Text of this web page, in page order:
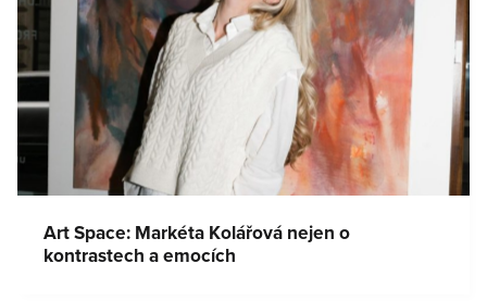
Art Space: Markéta Kolářová nejen o
kontrastech a emocích